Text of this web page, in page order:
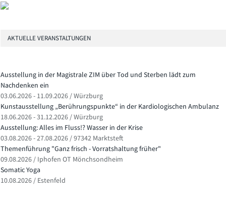
AKTUELLE VERANSTALTUNGEN
Ausstellung in der Magistrale ZIM über Tod und Sterben lädt zum
Nachdenken ein
03.06.2026 - 11.09.2026 / Würzburg
Kunstausstellung „Berührungspunkte“ in der Kardiologischen Ambulanz
18.06.2026 - 31.12.2026 / Würzburg
Ausstellung: Alles im Fluss!? Wasser in der Krise
03.08.2026 - 27.08.2026 / 97342 Marktsteft
Themenführung "Ganz frisch - Vorratshaltung früher"
09.08.2026 / Iphofen OT Mönchsondheim
Somatic Yoga
10.08.2026 / Estenfeld